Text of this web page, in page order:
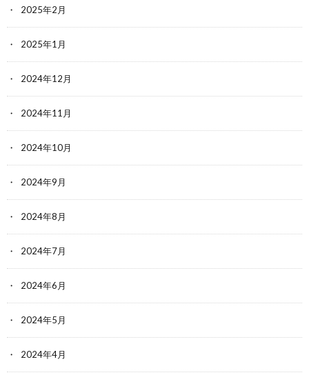
2025年2月
2025年1月
2024年12月
2024年11月
2024年10月
2024年9月
2024年8月
2024年7月
2024年6月
2024年5月
2024年4月